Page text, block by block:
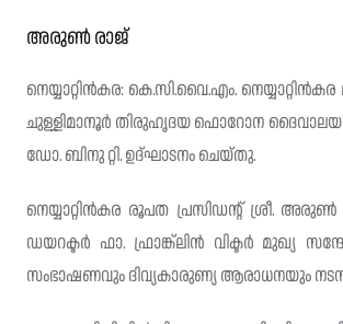
അരുൺ രാജ്
നെയ്യാറ്റിൻകര: കെ.സി.വൈ.എം.
ചുള്ളിമാനൂർ തിരുഹൃദയ ഫൊറോന
ഡോ. ബിനു റ്റി. ഉദ്ഘാടനം ചെയ്തു.
നെയ്യാറ്റിൻകര രൂപത പ്രസിഡൻ്റ് ശ്രീ.
ഡയറക്ടർ ഫാ. ഫ്രാങ്ക്ലിൻ വിക്ടർ മുഖ്യ
സംഭാഷണവും ദിവ്യകാരുണ്യ ആരാധനയും